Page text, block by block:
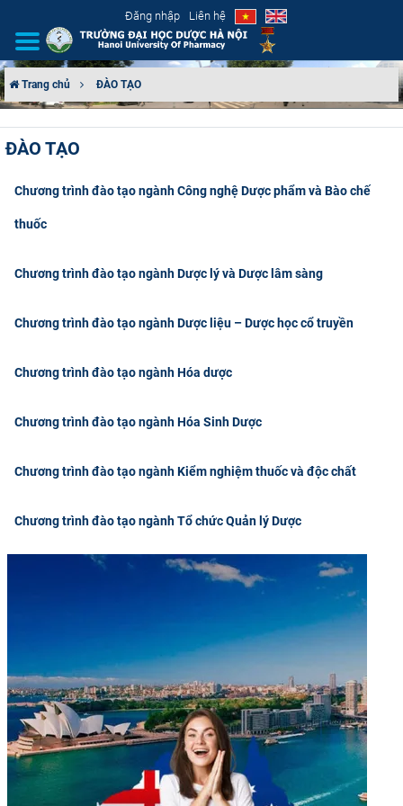
Đăng nhập Liên hệ
CƠ CẤU TỔ CHỨC
HTQT
CỰU NGƯỜI HỌC
Trang chủ ĐÀO TẠO
ĐÀO TẠO
Chương trình đào tạo ngành Công nghệ Dược phẩm và Bào chế
thuốc
Chương trình đào tạo ngành Dược lý và Dược lâm sàng
Chương trình đào tạo ngành Dược liệu – Dược học cổ truyền
Chương trình đào tạo ngành Hóa dược
Chương trình đào tạo ngành Hóa Sinh Dược
Chương trình đào tạo ngành Kiểm nghiệm thuốc và độc chất
Chương trình đào tạo ngành Tổ chức Quản lý Dược